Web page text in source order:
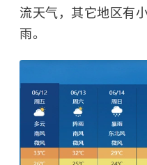
流天气，其它地区有
雨。